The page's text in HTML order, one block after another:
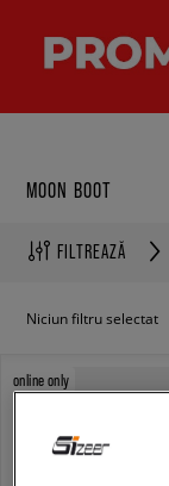
MOON BOOT
FILTREAZĂ
Niciun filtru selectat
online only